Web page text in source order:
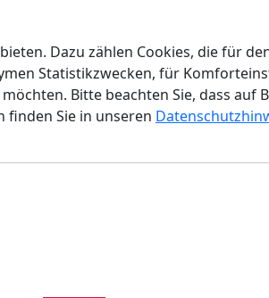
Dazu zählen Cookies, die für
Statistikzwecken, für
Bitte beachten Sie, dass
Sie in unseren